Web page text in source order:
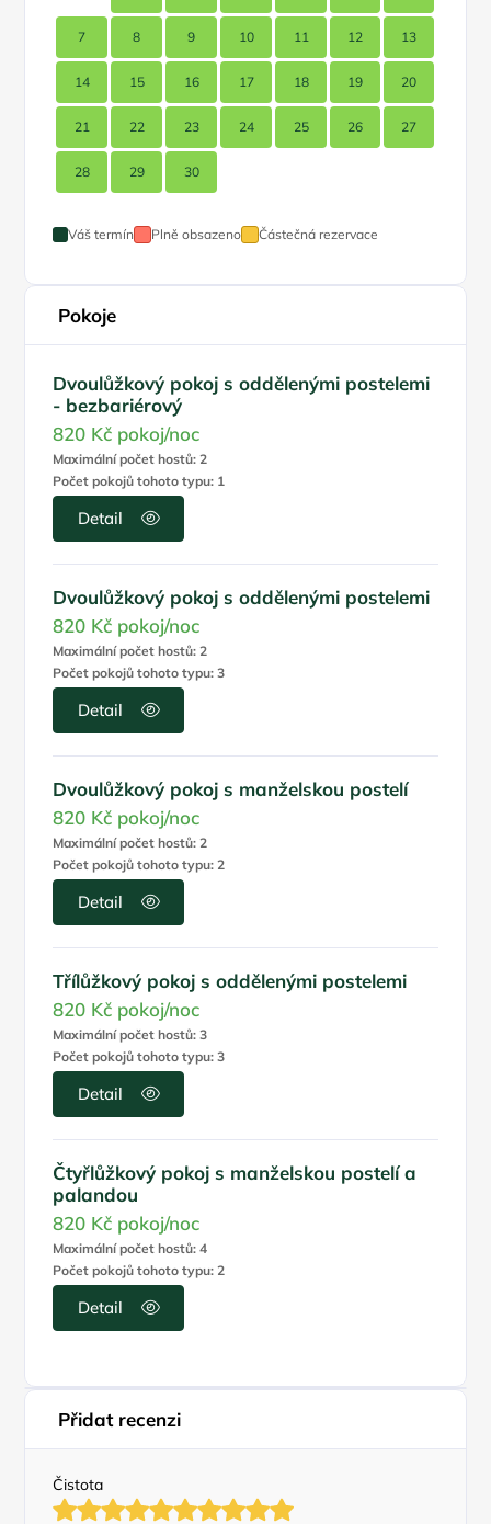
7 8 9 10 11 12 13
14 15 16 17 18 19 20
21 22 23 24 25 26 27
28 29 30
Váš termín Plně obsazeno Částečná rezervace
Pokoje
Dvoulůžkový pokoj s oddělenými postelemi
- bezbariérový
820 Kč pokoj/noc
Maximální počet hostů: 2
Počet pokojů tohoto typu: 1
Detail
Dvoulůžkový pokoj s oddělenými postelemi
820 Kč pokoj/noc
Maximální počet hostů: 2
Počet pokojů tohoto typu: 3
Detail
Dvoulůžkový pokoj s manželskou postelí
820 Kč pokoj/noc
Maximální počet hostů: 2
Počet pokojů tohoto typu: 2
Detail
Třílůžkový pokoj s oddělenými postelemi
820 Kč pokoj/noc
Maximální počet hostů: 3
Počet pokojů tohoto typu: 3
Detail
Čtyřlůžkový pokoj s manželskou postelí a
palandou
820 Kč pokoj/noc
Maximální počet hostů: 4
Počet pokojů tohoto typu: 2
Detail
Přidat recenzi
Čistota